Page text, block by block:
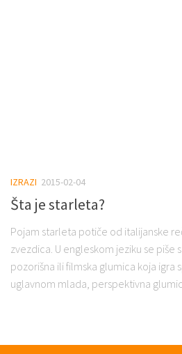
IZRAZI 2015-02-04
Šta je starleta?
Pojam starleta potiče od italijanske
zvezdica. U engleskom jeziku se piše
pozorišna ili filmska glumica koja igra
uglavnom mlada, perspektivna